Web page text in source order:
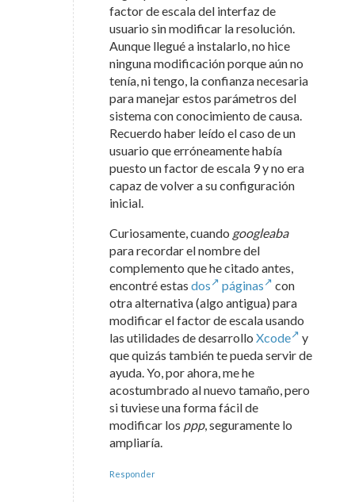
factor de escala del interfaz de
usuario sin modificar la resolución.
Aunque llegué a instalarlo, no hice
ninguna modificación porque aún no
tenía, ni tengo, la confianza necesaria
para manejar estos parámetros del
sistema con conocimiento de causa.
Recuerdo haber leído el caso de un
usuario que erróneamente había
puesto un factor de escala 9 y no era
capaz de volver a su configuración
inicial.
Curiosamente, cuando googleaba
para recordar el nombre del
complemento que he citado antes,
encontré estas dos páginas
con
otra alternativa (algo antigua) para
modificar el factor de escala usando
las utilidades de desarrollo Xcode
y
que quizás también te pueda servir de
ayuda. Yo, por ahora, me he
acostumbrado al nuevo tamaño, pero
si tuviese una forma fácil de
modificar los ppp, seguramente lo
ampliaría.
Responder